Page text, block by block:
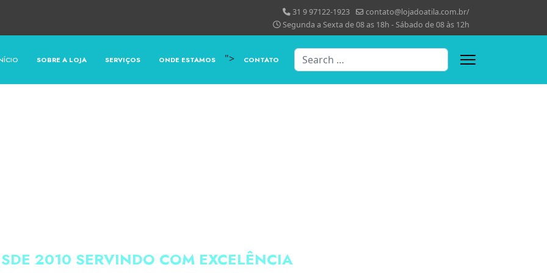
31 9 97122-1923
contato@lojadoatila.com.br/
Segunda a Sexta de 08 as 18h - Sábado de 08 às 12h
SOBRE A LOJA SERVIÇOS ONDE ESTAMOS "> CONTATO Search
2010 SERVINDO COM EXCELÊNCIA